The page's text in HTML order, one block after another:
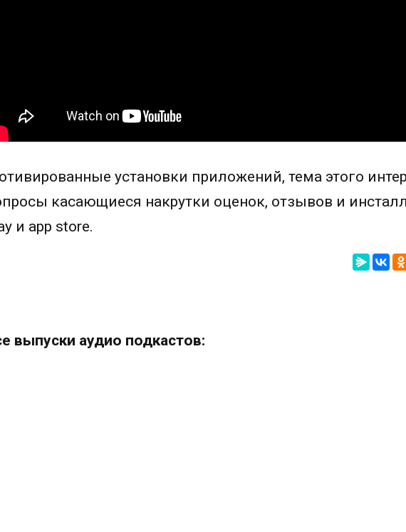
установки приложений, тема этого
касающиеся накрутки оценок, отзывов и
и app store.
выпуски аудио подкастов: